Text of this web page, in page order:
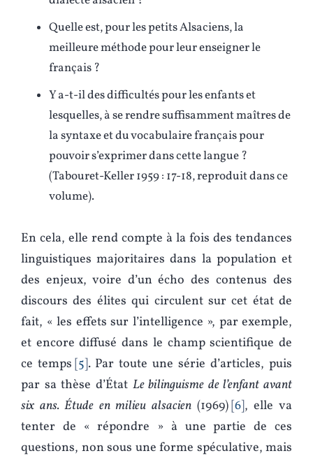
Quelle est, pour les petits Alsaciens, la
meilleure méthode pour leur enseigner le
français ?
Y a-t-il des difficultés pour les enfants et
lesquelles, à se rendre suffisamment maîtres de
la syntaxe et du vocabulaire français pour
pouvoir s’exprimer dans cette langue ?
(Tabouret-Keller 1959 : 17-18, reproduit dans ce
volume).
En cela, elle rend compte à la fois des tendances
linguistiques majoritaires dans la population et
des enjeux, voire d’un écho des contenus des
discours des élites qui circulent sur cet état de
fait, « les effets sur l’intelligence », par exemple,
et encore diffusé dans le champ scientifique de
ce temps 5 . Par toute une série d’articles, puis
par sa thèse d’État Le bilinguisme de l’enfant avant
six ans. Étude en milieu alsacien(1969) 6 , elle va
tenter de « répondre » à une partie de ces
questions, non sous une forme spéculative, mais